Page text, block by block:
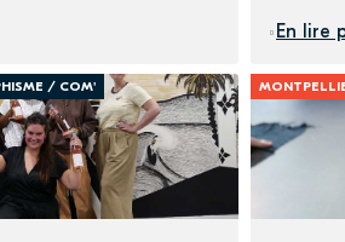
En lire
/ COM'